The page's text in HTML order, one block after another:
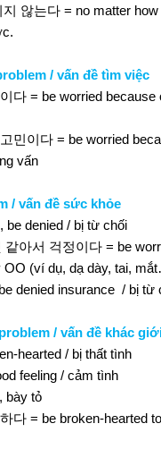
않는다= no matter how
/ vấn đề tìm việc
다= be worried because
고민이다= be worried
vấn
/ vấn đề sức khỏe
be denied / bị từ chối
같아서 걱정이다= be
OO (ví dụ, dạ dày, tai,
denied insurance / bị từ
/ vấn đề khác
hearted / bị thất tình
feeling / cảm tình
bày tỏ
다= be broken-hearted